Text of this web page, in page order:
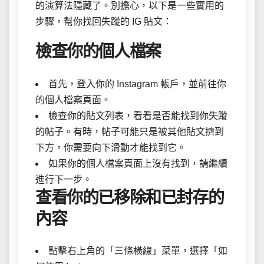
的演算法隱藏了。別擔心，以下是一些實用的
步驟，幫你找回失蹤的 IG 貼文：
檢查你的個人檔案
首先，登入你的 Instagram 帳戶，並前往你
的個人檔案頁面。
檢查你的貼文列表，看看是否能找到你失蹤
的帖子。有時，帖子可能只是被其他貼文擠到
下方，你需要向下滑動才能找到它。
如果你的個人檔案頁面上沒有找到，請繼續
進行下一步。
查看你的已移除和已封存的
內容
點擊右上角的「三條橫線」菜單，選擇「如